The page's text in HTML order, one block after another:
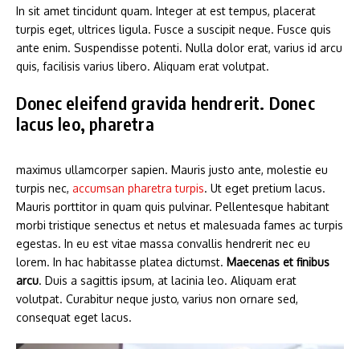
In sit amet tincidunt quam. Integer at est tempus, placerat
turpis eget, ultrices ligula. Fusce a suscipit neque. Fusce quis
ante enim. Suspendisse potenti. Nulla dolor erat, varius id arcu
quis, facilisis varius libero. Aliquam erat volutpat.
Donec eleifend gravida hendrerit. Donec
lacus leo, pharetra
maximus ullamcorper sapien. Mauris justo ante, molestie eu
turpis nec, accumsan pharetra turpis. Ut eget pretium lacus.
Mauris porttitor in quam quis pulvinar. Pellentesque habitant
morbi tristique senectus et netus et malesuada fames ac turpis
egestas. In eu est vitae massa convallis hendrerit nec eu
lorem. In hac habitasse platea dictumst. Maecenas et finibus
arcu. Duis a sagittis ipsum, at lacinia leo. Aliquam erat
volutpat. Curabitur neque justo, varius non ornare sed,
consequat eget lacus.